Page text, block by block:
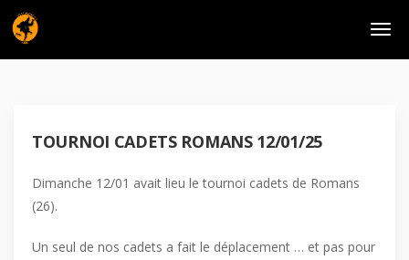
TOURNOI CADETS ROMANS 12/01/25
Dimanche 12/01 avait lieu le tournoi cadets de Romans
(26).
Un seul de nos cadets a fait le déplacement … et pas pour